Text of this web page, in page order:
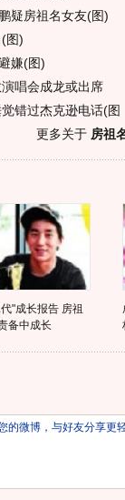
疑房祖名女友(图)
图)
嫌(图)
唱会成龙或出席
错过杰克逊电话(图
更多关于 房祖
"成长报告 房祖
备中成长